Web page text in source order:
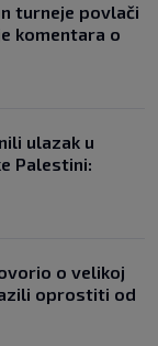
turneje povlači
komentara o
ulazak u
Palestini:
o velikoj
oprostiti od